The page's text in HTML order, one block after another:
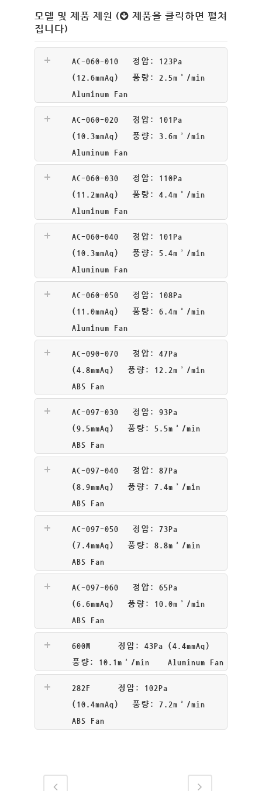
모델 및 제품 제원 (
제품을 클릭하면 펼쳐
집니다)
AC-060-010 정압: 123Pa
(12.6mmAq) 풍량: 2.5m³/min
Aluminum Fan
AC-060-020 정압: 101Pa
(10.3mmAq) 풍량: 3.6m³/min
Aluminum Fan
AC-060-030 정압: 110Pa
(11.2mmAq) 풍량: 4.4m³/min
Aluminum Fan
AC-060-040 정압: 101Pa
(10.3mmAq) 풍량: 5.4m³/min
Aluminum Fan
AC-060-050 정압: 108Pa
(11.0mmAq) 풍량: 6.4m³/min
Aluminum Fan
AC-090-070 정압: 47Pa
(4.8mmAq) 풍량: 12.2m³/min
ABS Fan
AC-097-030 정압: 93Pa
(9.5mmAq) 풍량: 5.5m³/min
ABS Fan
AC-097-040 정압: 87Pa
(8.9mmAq) 풍량: 7.4m³/min
ABS Fan
AC-097-050 정압: 73Pa
(7.4mmAq) 풍량: 8.8m³/min
ABS Fan
AC-097-060 정압: 65Pa
(6.6mmAq) 풍량: 10.0m³/min
ABS Fan
600M 정압: 43Pa (4.4mmAq)
풍량: 10.1m³/min Aluminum Fan
282F 정압: 102Pa
(10.4mmAq) 풍량: 7.2m³/min
ABS Fan